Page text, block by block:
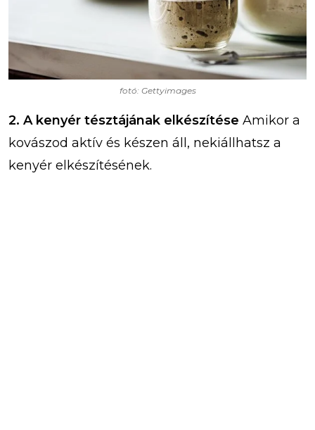
fotó: Gettyimages
2. A kenyér tésztájának elkészítése Amikor a
kovászod aktív és készen áll, nekiállhatsz a
kenyér elkészítésének.